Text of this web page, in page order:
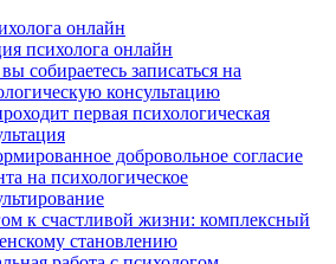
онлайн
психолога онлайн
собираетесь записаться на
консультацию
первая психологическая
добровольное согласие
на психологическое
к счастливой жизни: комплексный
становлению